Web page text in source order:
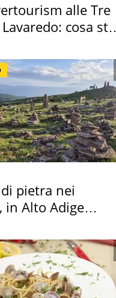
alle Tre
cosa sta
pietra nei
in Alto Adige